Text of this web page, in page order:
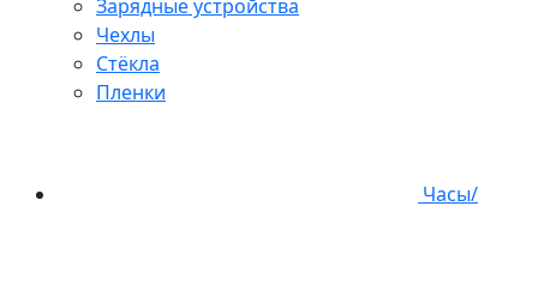
Зарядные устройства
Чехлы
Стёкла
Пленки
Часы/